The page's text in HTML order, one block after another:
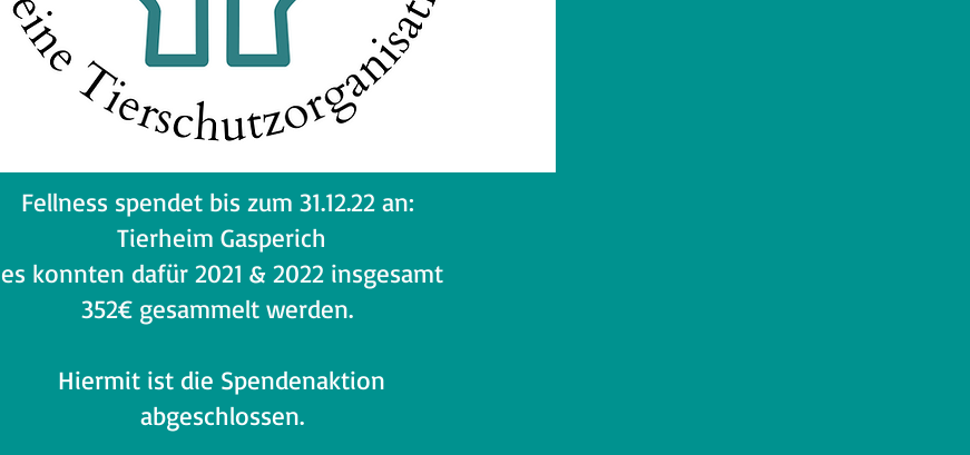
Fellness spendet bis zum 31.12.22 an:
Tierheim Gasperich
es konnten dafür 2021 & 2022 insgesamt
352€ gesammelt werden.
Hiermit ist die Spendenaktion
abgeschlossen.